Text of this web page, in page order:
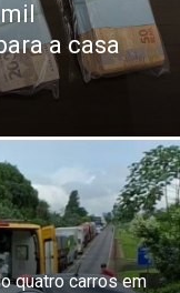
a casa
quatro carros em